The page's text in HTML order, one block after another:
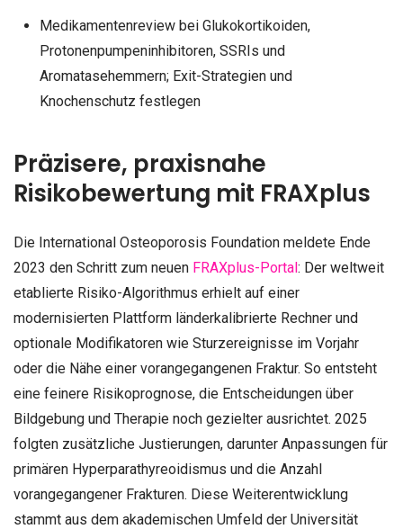
Medikamentenreview bei Glukokortikoiden,
Protonenpumpeninhibitoren, SSRIs und
Aromatasehemmern; Exit-Strategien und
Knochenschutz festlegen
Präzisere, praxisnahe
Risikobewertung mit FRAXplus
Die International Osteoporosis Foundation meldete Ende
2023 den Schritt zum neuen FRAXplus-Portal: Der weltweit
etablierte Risiko-Algorithmus erhielt auf einer
modernisierten Plattform länderkalibrierte Rechner und
optionale Modifikatoren wie Sturzereignisse im Vorjahr
oder die Nähe einer vorangegangenen Fraktur. So entsteht
eine feinere Risikoprognose, die Entscheidungen über
Bildgebung und Therapie noch gezielter ausrichtet. 2025
folgten zusätzliche Justierungen, darunter Anpassungen für
primären Hyperparathyreoidismus und die Anzahl
vorangegangener Frakturen. Diese Weiterentwicklung
stammt aus dem akademischen Umfeld der Universität